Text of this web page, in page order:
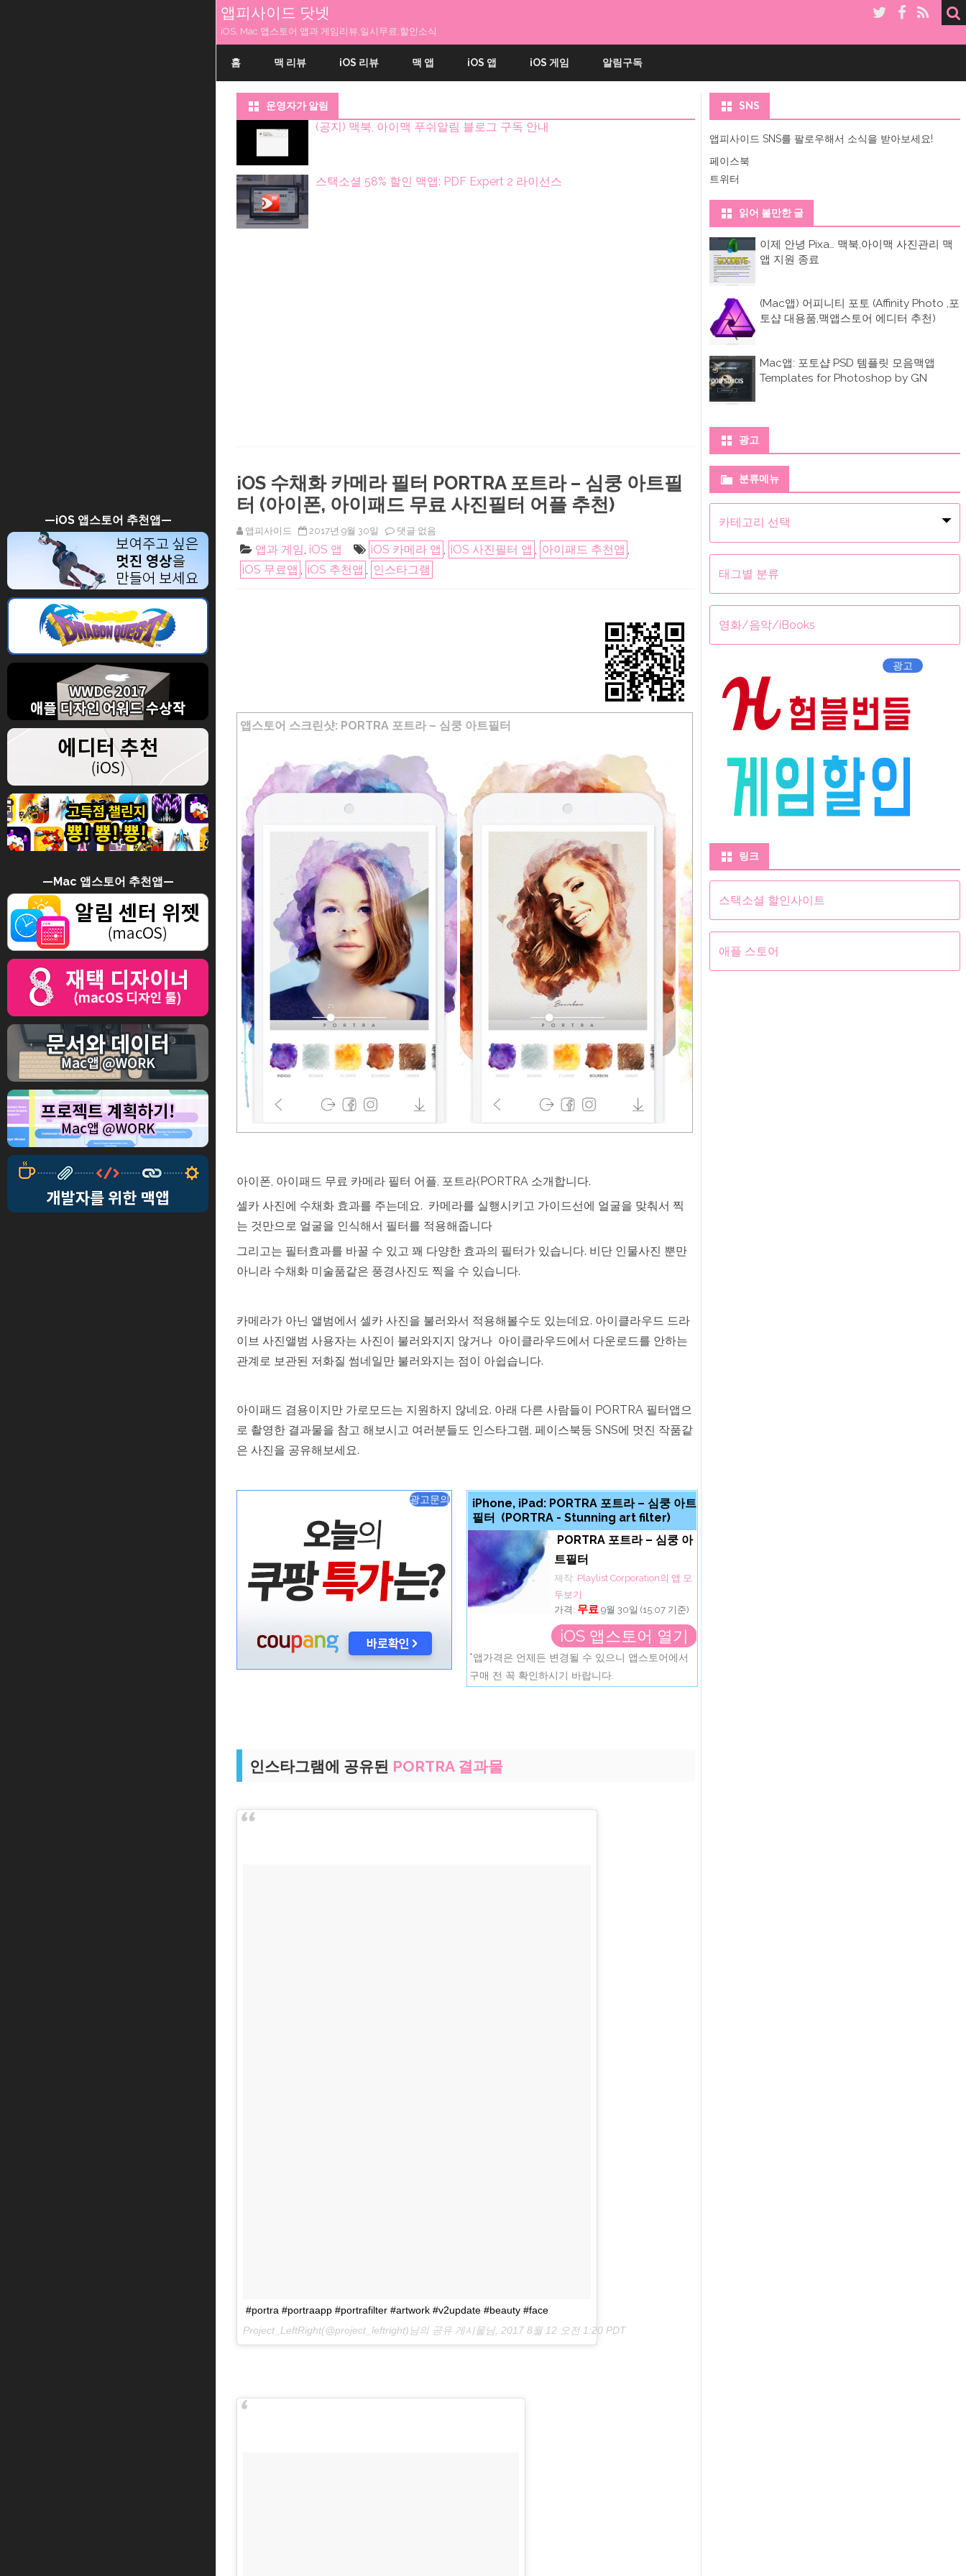
—iOS 앱스토어 추천앱—
—Mac 앱스토어 추천앱—
앱피사이드 닷넷
iOS, Mac 앱스토어 앱과 게임리뷰,일시무료,할인소식
로
띄
홈 맥 리뷰 iOS 리뷰 맥 앱 iOS 앱 iOS 게임 알림구독
운영자가 알림
(공지) 맥북, 아이맥 푸쉬알림 블로그 구독 안내
스택소셜 58% 할인 맥앱: PDF Expert 2 라이선스
iOS 수채화 카메라 필터 PORTRA 포트라 – 심쿵 아트필
터 (아이폰, 아이패드 무료 사진필터 어플 추천)
앱피사이드 2017년 9월 30일
iOS
수
채
화
카
트
필
이
이
사
터
어
플
추
천)
에
댓글 없음
앱과 게임, iOS 앱 iOS 카메라 앱 , iOS 사진필터 앱 , 아이패드 추천앱 ,
iOS 무료앱 , iOS 추천앱 , 인스타그램
앱스토어 스크린샷: PORTRA 포트라 – 심쿵 아트필터
아이폰, 아이패드 무료 카메라 필터 어플, 포트라(PORTRA 소개합니다.
셀카 사진에 수채화 효과를 주는데요. 카메라를 실행시키고 가이드선에 얼굴을 맞춰서 찍
는 것만으로 얼굴을 인식해서 필터를 적용해줍니다
그리고는 필터효과를 바꿀 수 있고 꽤 다양한 효과의 필터가 있습니다. 비단 인물사진 뿐만
아니라 수채화 미술품같은 풍경사진도 찍을 수 있습니다.
카메라가 아닌 앨범에서 셀카 사진을 불러와서 적용해볼수도 있는데요. 아이클라우드 드라
이브 사진앨범 사용자는 사진이 불러와지지 않거나 아이클라우드에서 다운로드를 안하는
관계로 보관된 저화질 썸네일만 불러와지는 점이 아쉽습니다.
아이패드 겸용이지만 가로모드는 지원하지 않네요. 아래 다른 사람들이 PORTRA 필터앱으
로 촬영한 결과물을 참고 해보시고 여러분들도 인스타그램, 페이스북등 SNS에 멋진 작품같
은 사진을 공유해보세요.
iPhone, iPad: PORTRA 포트라 – 심쿵 아트
필터 (PORTRA - Stunning art filter)
PORTRA 포트라 – 심쿵 아
트필터
제작: Playlist Corporation의 앱 모
두보기
가격: 무료 9월 30일 (15:07 기준)
iOS 앱스토어 열기
*앱가격은 언제든 변경될 수 있으니 앱스토어에서
구매 전 꼭 확인하시기 바랍니다.
광고문의
인스타그램에 공유된 PORTRA 결과물
#portra #portraapp #portrafilter #artwork #v2update #beauty #face
Project_LeftRight(@project_leftright)님의 공유 게시물님, 2017 8월 12 오전 1:20 PDT
SNS
앱피사이드 SNS를 팔로우해서 소식을 받아보세요!
페이스북
트위터
읽어 볼만한 글
이제 안녕 Pixa… 맥북,아이맥 사진관리 맥
앱 지원 종료
(Mac앱) 어피니티 포토 (Affinity Photo ,포
토샵 대용품,맥앱스토어 에디터 추천)
Mac앱: 포토샵 PSD 템플릿 모음맥앱
Templates for Photoshop by GN
광고
분류메뉴
분
류
메
뉴
태그별 분류
영화/음악/iBooks
광고
링크
스택소셜 할인사이트
애플 스토어